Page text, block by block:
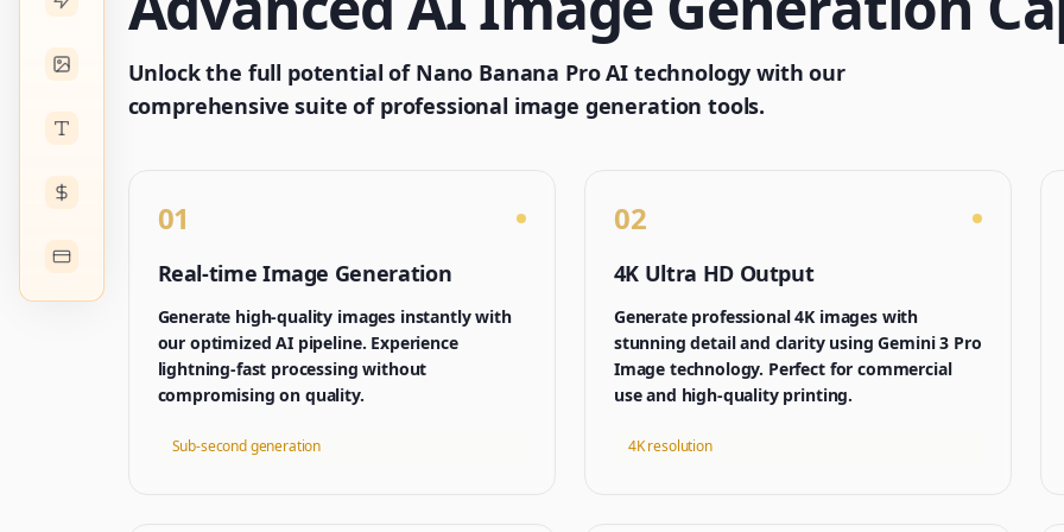
Unlock the full potential of Nano Banana Pro AI technology with our
comprehensive suite of professional image generation tools.
01
Real-time Image Generation
Generate high-quality images instantly with
our optimized AI pipeline. Experience
lightning-fast processing without
compromising on quality.
Sub-second generation
02
4K Ultra HD Output
Generate professional 4K images with
stunning detail and clarity using Gemini 3 Pro
Image technology. Perfect for commercial
use and high-quality printing.
4K resolution